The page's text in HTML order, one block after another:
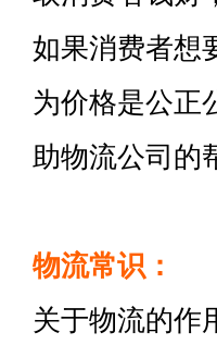
如果消费者想
为价格是公正
助物流公司的
物流常识：
关于物流的作